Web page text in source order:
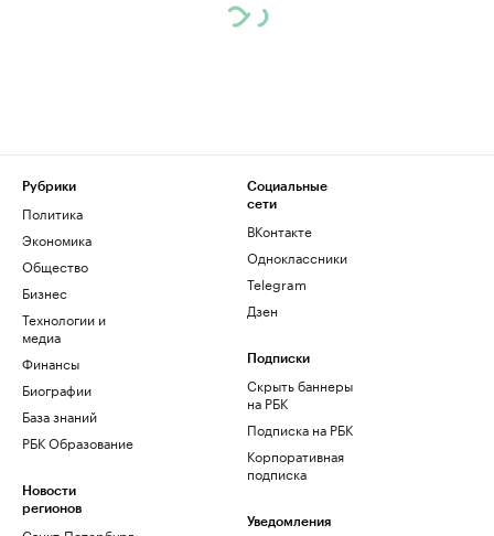
Рубрики
Политика
Экономика
Общество
Бизнес
Технологии и
медиа
Финансы
Биографии
База знаний
РБК Образование
Новости
регионов
Социальные
сети
ВКонтакте
Одноклассники
Telegram
Дзен
Подписки
Скрыть баннеры
на РБК
Подписка на РБК
Корпоративная
подписка
Уведомления